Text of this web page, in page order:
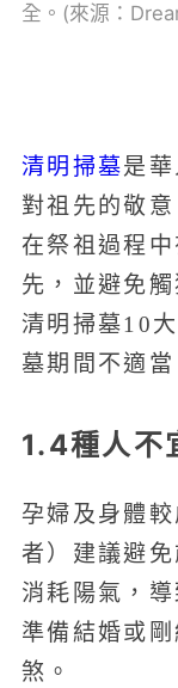
全。(來源：
清明掃墓是
對祖先的敬
在祭祖過程
先，並避免
清明掃墓10
墓期間不適當
1.4種人不
孕婦及身體
者）建議避
消耗陽氣，
準備結婚或
煞。